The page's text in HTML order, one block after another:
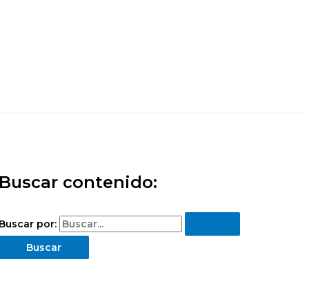
Buscar contenido:
Buscar por: